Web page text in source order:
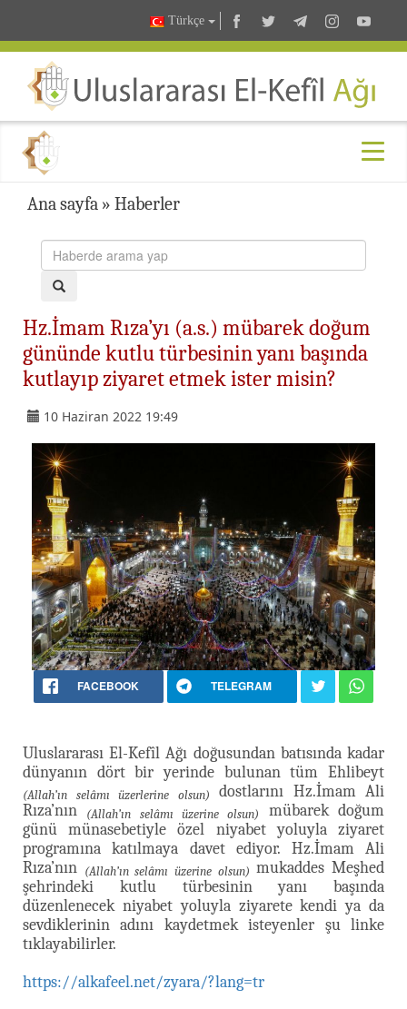
Türkçe
Ana sayfa » Haberler
Hz.İmam Rıza’yı (a.s.) mübarek doğum
gününde kutlu türbesinin yanı başında
kutlayıp ziyaret etmek ister misin?
10 Haziran 2022 19:49
FACEBOOK TELEGRAM
Uluslararası El-Kefîl Ağı doğusundan batısında kadar
dünyanın dört bir yerinde bulunan tüm Ehlibeyt
(Allah’ın selâmı üzerlerine olsun)
dostlarını Hz.İmam Ali
Rıza’nın
(Allah’ın selâmı üzerine olsun)
mübarek doğum
günü münasebetiyle özel niyabet yoluyla ziyaret
programına katılmaya davet ediyor. Hz.İmam Ali
Rıza’nın (Allah’ın selâmı üzerine olsun) mukaddes Meşhed
şehrindeki kutlu türbesinin yanı başında
düzenlenecek niyabet yoluyla ziyarete kendi ya da
sevdiklerinin adını kaydetmek isteyenler şu linke
tıklayabilirler.
https://alkafeel.net/zyara/?lang=tr